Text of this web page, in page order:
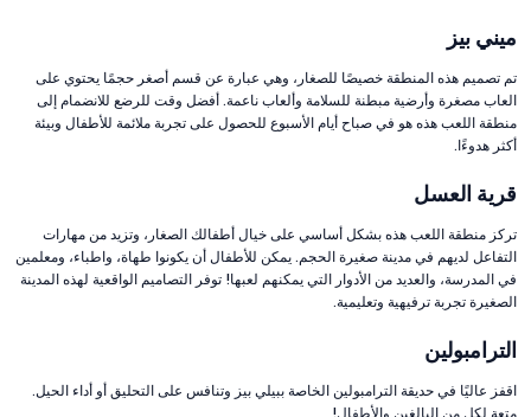
ميني بيز
تم تصميم هذه المنطقة خصيصًا للصغار، وهي عبارة عن قسم أصغر حجمًا يحتوي على
العاب مصغرة وأرضية مبطنة للسلامة وألعاب ناعمة. أفضل وقت للرضع للانضمام إلى
منطقة اللعب هذه هو في صباح أيام الأسبوع للحصول على تجربة ملائمة للأطفال وبيئة
أكثر هدوءًا.
قرية العسل
تركز منطقة اللعب هذه بشكل أساسي على خيال أطفالك الصغار، وتزيد من مهارات
التفاعل لديهم في مدينة صغيرة الحجم. يمكن للأطفال أن يكونوا طهاة، واطباء، ومعلمين
في المدرسة، والعديد من الأدوار التي يمكنهم لعبها! توفر التصاميم الواقعية لهذه المدينة
الصغيرة تجربة ترفيهية وتعليمية.
الترامبولين
اقفز عاليًا في حديقة الترامبولين الخاصة ببيلي بيز وتنافس على التحليق أو أداء الحيل.
متعة لكل من البالغين والأطفال!